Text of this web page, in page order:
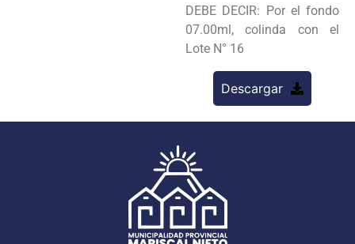
DEBE DECIR: Por el fondo
07.00ml, colinda con el
Lote N° 16
Descargar